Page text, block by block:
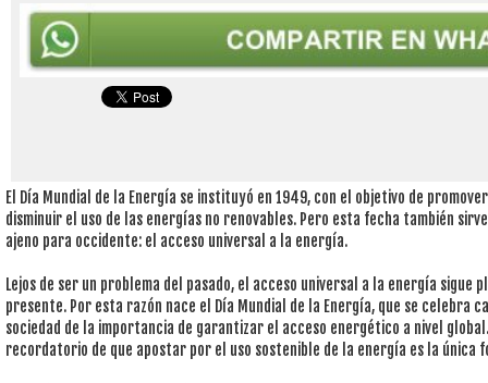
El Día Mundial de la Energía se instituyó en 1949, con el objetivo de
disminuir el uso de las energías no renovables. Pero esta fecha también
ajeno para occidente: el acceso universal a la energía.
Lejos de ser un problema del pasado, el acceso universal a la energía sigue
presente. Por esta razón nace el Día Mundial de la Energía, que se celebra
sociedad de la importancia de garantizar el acceso energético a nivel
recordatorio de que apostar por el uso sostenible de la energía es la única